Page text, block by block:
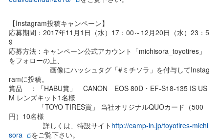
【Instagram投稿キャンペーン】
応募期間：2017年11月1日（水）17：00～12月20日（水）23：5
9
応募方法：キャンペーン公式アカウント「michisora_toyotires」
をフォローの上、
画像にハッシュタグ「#ミチソラ」を付与してInstag
ramに投稿。
賞品 ：「HABU賞」 CANON EOS 80D・EF-S18-135 IS US
M レンズキット1名様
「TOYO TIRES賞」 当社オリジナルQUOカード（500
円）10名様
詳しくは、特設サイト http://camp-in.jp/toyotires-michi
sora
をご覧下さい。